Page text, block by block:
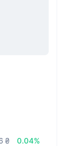
₴
0.04%